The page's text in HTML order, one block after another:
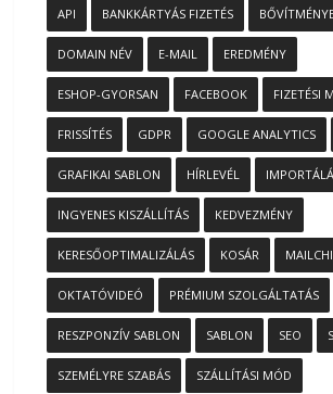
API BANKKÁRTYÁS FIZETÉS
DOMAIN NÉV E-MAIL EREDMÉNY
ESHOP-GYORSAN FACEBOOK FIZETÉSI
FRISSÍTÉS GDPR GOOGLE ANALYTICS
GRAFIKAI SABLON HÍRLEVÉL
INGYENES KISZÁLLÍTÁS KEDVEZMÉNY
KERESŐOPTIMALIZÁLÁS KOSÁR
OKTATÓVIDEÓ PRÉMIUM SZOLGÁLTATÁS
RESZPONZÍV SABLON SABLON SEO
SZEMÉLYRE SZABÁS SZÁLLÍTÁSI MÓD